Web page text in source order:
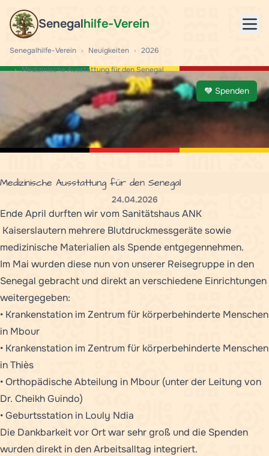
Senegalhilfe-Verein
Senegalhilfe-Verein › Neuigkeiten › 2026
› Medizinische Ausstattung für den Senegal
Spenden
Medizinische Ausstattung für den Senegal
24.04.2026
Ende April durften wir vom Sanitätshaus ANK
Kaiserslautern mehrere Blutdruckmessgeräte sowie
medizinische Materialien als Spende entgegennehmen.
Im Mai wurden diese nun von unserer Reisegruppe in den
Senegal gebracht und direkt an verschiedene Einrichtungen
weitergegeben:
• Krankenstation im Zentrum für körperbehinderte Menschen
in Mbour
• Krankenstation im Zentrum für körperbehinderte Menschen
in Thiès
• Orthopädische Abteilung in Mbour (unter der Leitung von
Dr. Cheikh Guindo)
• Geburtsstation in Louly Ndia
Die Dankbarkeit vor Ort war sehr groß und die Spenden
wurden direkt in den Arbeitsalltag integriert.